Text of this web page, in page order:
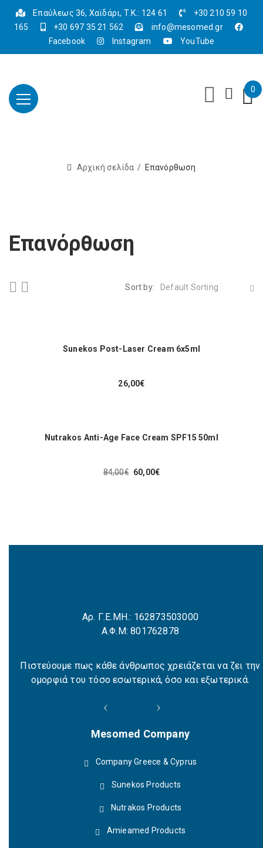
Επαύλεως 36, Χαϊδάρι, Τ.Κ.: 124 61
+30 210 59 10
165
+30 697 35 21 562
info@mesomed.gr
Facebook
Instagram YouTube
0
Αρχική σελίδα Επανόρθωση
Επανόρθωση
Sort by: Default Sorting
Sunekos Post-Laser Cream 6x5ml
26,00€
Nutrakos Anti-Age Face Cream SPF15 50ml
84,00€ 60,00€
Αρ. Γ.Ε.ΜΗ.: 162873503000
Α.Φ.Μ: 801762878
Πιστεύουμε πως κάθε άνθρωπος χρειάζεται να ζει την
ομορφιά του τόσο εσωτερικά, όσο και εξωτερικά.
Mesomed Company
Company Greece & Cyprus
Sunekos Products
Nutrakos Products
Amieamed Products